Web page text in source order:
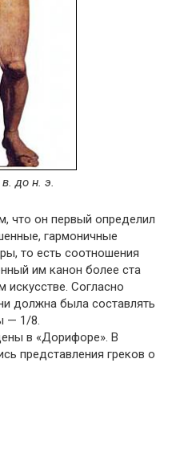
до н. э.
что он первый определил
гармоничные
то есть соотношения
им канон более ста
искусстве. Согласно
должна была составлять
— 1/8.
в «Дорифоре». В
представления греков о